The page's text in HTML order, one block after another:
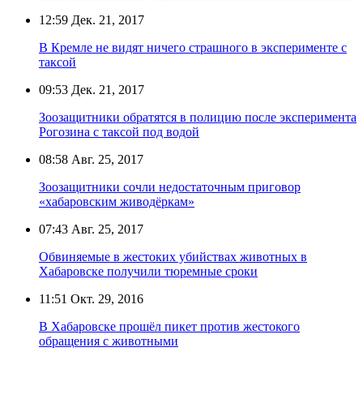
12:59 Дек. 21, 2017
В Кремле не видят ничего страшного в эксперименте с
таксой
09:53 Дек. 21, 2017
Зоозащитники обратятся в полицию после эксперимента
Рогозина с таксой под водой
08:58 Авг. 25, 2017
Зоозащитники сочли недостаточным приговор
«хабаровским живодёркам»
07:43 Авг. 25, 2017
Обвиняемые в жестоких убийствах животных в
Хабаровске получили тюремные сроки
11:51 Окт. 29, 2016
В Хабаровске прошёл пикет против жестокого
обращения с животными